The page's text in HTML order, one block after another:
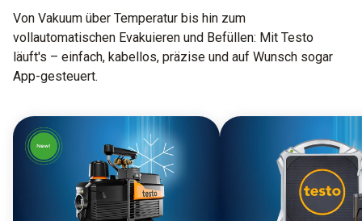
Von Vakuum über Temperatur bis hin zum
vollautomatischen Evakuieren und Befüllen: Mit Testo
läuft's – einfach, kabellos, präzise und auf Wunsch sogar
App-gesteuert.